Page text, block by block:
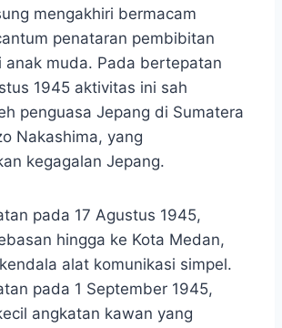
mengakhiri bermacam
penataran pembibitan
anak muda. Pada bertepatan
1945 aktivitas ini sah
penguasa Jepang di Sumatera
Nakashima, yang
kegagalan Jepang.
pada 17 Agustus 1945,
hingga ke Kota Medan,
alat komunikasi simpel.
pada 1 September 1945,
angkatan kawan yang